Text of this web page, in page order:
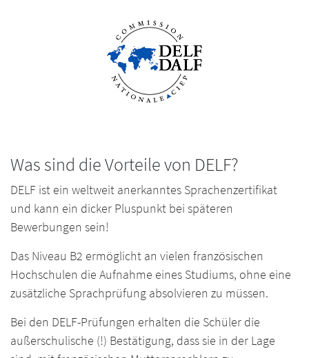
Was sind die Vorteile von DELF?
DELF ist ein weltweit anerkanntes Sprachenzertifikat
und kann ein dicker Pluspunkt bei späteren
Bewerbungen sein!
Das Niveau B2 ermöglicht an vielen französischen
Hochschulen die Aufnahme eines Studiums, ohne eine
zusätzliche Sprachprüfung absolvieren zu müssen.
Bei den DELF-Prüfungen erhalten die Schüler die
außerschulische (!) Bestätigung, dass sie in der Lage